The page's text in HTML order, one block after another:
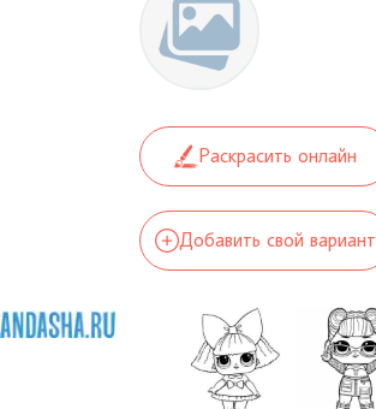
Раскрасить онлайн
Добавить свой вариант